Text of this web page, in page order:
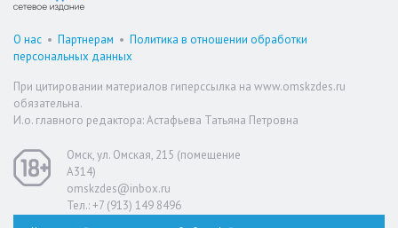
О нас • Партнерам • Политика в отношении обработки
персональных данных
При цитировании материалов гиперссылка на www.omskzdes.ru
обязательна.
И.о. главного редактора: Астафьева Татьяна Петровна
Омск, ул. Омская, 215 (помещение
А314)
omskzdes@inbox.ru
Тел.: +7 (913) 149 8496